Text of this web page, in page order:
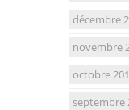
décembre
novembre
octobre
septembre